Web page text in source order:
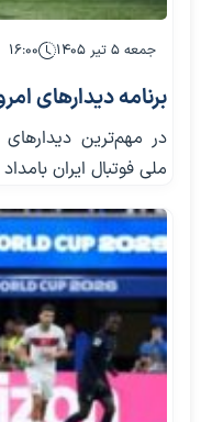
جمعه ۵ تیر ۱۴۰۵ ۱۶:۰۰
برنامه دیدارهای
ملی فوتبال ایران